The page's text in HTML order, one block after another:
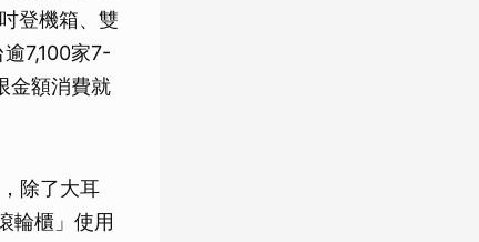
登機箱、雙
7,100家7-
金額消費就
除了大耳
輪櫃」使用